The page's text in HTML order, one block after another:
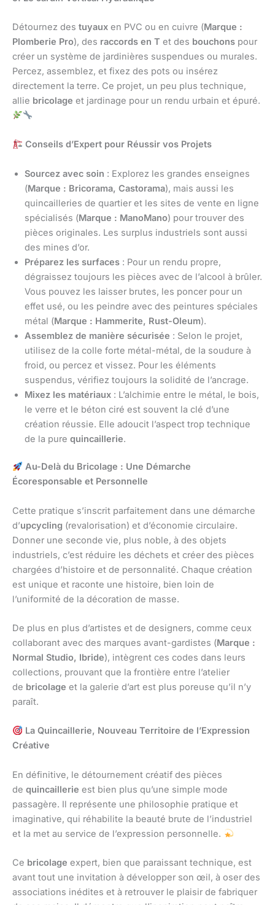
Détournez des tuyaux en PVC ou en cuivre (Marque :
Plomberie Pro), des raccords en T et des bouchons pour
créer un système de jardinières suspendues ou murales.
Percez, assemblez, et fixez des pots ou insérez
directement la terre. Ce projet, un peu plus technique,
allie bricolage et jardinage pour un rendu urbain et épuré.
Conseils d’Expert pour Réussir vos Projets
Sourcez avec soin : Explorez les grandes enseignes
(Marque : Bricorama, Castorama), mais aussi les
quincailleries de quartier et les sites de vente en ligne
spécialisés (Marque : ManoMano) pour trouver des
pièces originales. Les surplus industriels sont aussi
des mines d’or.
Préparez les surfaces : Pour un rendu propre,
dégraissez toujours les pièces avec de l’alcool à brûler.
Vous pouvez les laisser brutes, les poncer pour un
effet usé, ou les peindre avec des peintures spéciales
métal (Marque : Hammerite, Rust-Oleum).
Assemblez de manière sécurisée : Selon le projet,
utilisez de la colle forte métal-métal, de la soudure à
froid, ou percez et vissez. Pour les éléments
suspendus, vérifiez toujours la solidité de l’ancrage.
Mixez les matériaux : L’alchimie entre le métal, le bois,
le verre et le béton ciré est souvent la clé d’une
création réussie. Elle adoucit l’aspect trop technique
de la pure quincaillerie.
Au-Delà du Bricolage : Une Démarche
Écoresponsable et Personnelle
Cette pratique s’inscrit parfaitement dans une démarche
d’upcycling (revalorisation) et d’économie circulaire.
Donner une seconde vie, plus noble, à des objets
industriels, c’est réduire les déchets et créer des pièces
chargées d’histoire et de personnalité. Chaque création
est unique et raconte une histoire, bien loin de
l’uniformité de la décoration de masse.
De plus en plus d’artistes et de designers, comme ceux
collaborant avec des marques avant-gardistes (Marque :
Normal Studio, Ibride), intègrent ces codes dans leurs
collections, prouvant que la frontière entre l’atelier
de bricolage et la galerie d’art est plus poreuse qu’il n’y
paraît.
La Quincaillerie, Nouveau Territoire de l’Expression
Créative
En définitive, le détournement créatif des pièces
de quincaillerie est bien plus qu’une simple mode
passagère. Il représente une philosophie pratique et
imaginative, qui réhabilite la beauté brute de l’industriel
et la met au service de l’expression personnelle.
Ce bricolage expert, bien que paraissant technique, est
avant tout une invitation à développer son œil, à oser des
associations inédites et à retrouver le plaisir de fabriquer